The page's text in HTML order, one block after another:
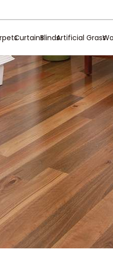
CurtainsBlindsArtificial Grass